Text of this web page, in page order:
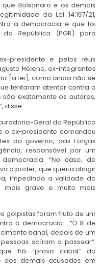
Bolsonaro e os demais
da Lei 14.197/21,
a democracia e que foi
República (PGR) para
presidente e pelos réus
Heleno, ex-integrantes
[a lei], como ainda não se
tentaram atentar contra a
exatamente os autores,
disse.
Geral da República
o ex-presidente comandou
do governo, das Forças
responsável por um
“No caso, de
o poder, que queria atingir
impedindo a validade do
mais grave e muito mais
golpistas foram fruto de um
a democracia: “O 8 de
banal, depois de um
saíram a passear”.
há “prova cabal” da
demais acusados em